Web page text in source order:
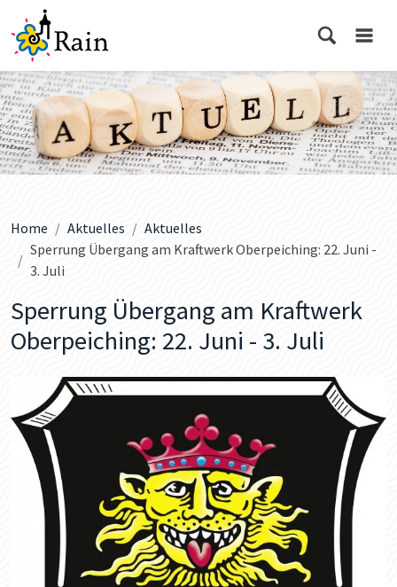
Home Aktuelles
Aktuelles
Sperrung Übergang am Kraftwerk Oberpeiching: 22. Juni -
3. Juli
Sperrung Übergang am Kraftwerk
Oberpeiching: 22. Juni - 3. Juli